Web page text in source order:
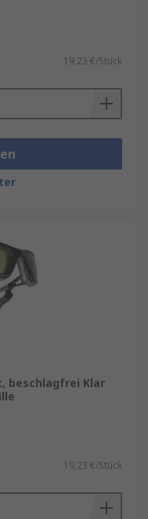
19,23 €/Stück
beschlagfrei Klar
19,23 €/Stück